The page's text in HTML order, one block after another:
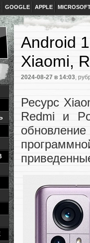
GOOGLE APPLE
Android
Xiaomi,
2024-08-27 в 14:03,
Ресурс
Redmi и